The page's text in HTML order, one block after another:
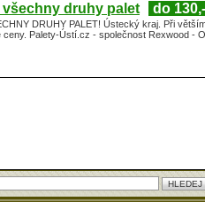
druhy palet do
DRUHY PALET! Ústecký kraj. Při
ceny. Palety-Ústí.cz - společnost Rexwood -